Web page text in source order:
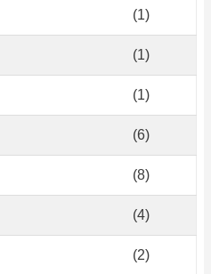
(1)
(1)
(1)
(6)
(8)
(4)
(2)